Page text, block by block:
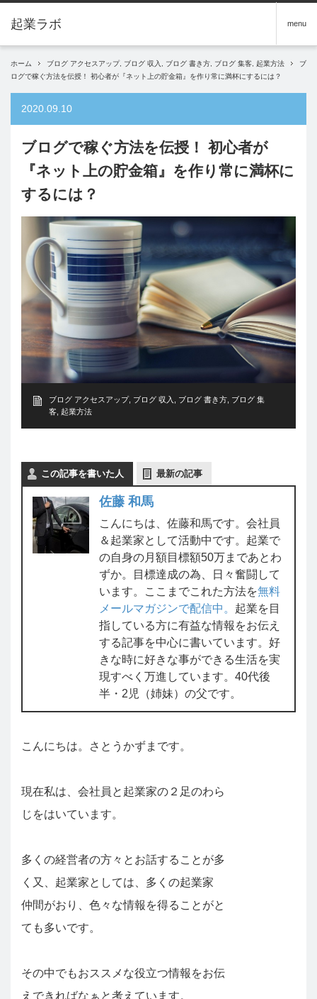
menu
ホーム ブログ アクセスアップ, ブログ 収入 ブログ 書き方 ブログ 集客 起業方法
ブ
ログで稼ぐ方法を伝授！ 初心者が『ネット上の貯金箱』を作り常に満杯にするには？
2020.09.10
ブログで稼ぐ方法を伝授！ 初心者が
『ネット上の貯金箱』を作り常に満杯に
するには？
ブログ アクセスアップ, ブログ 収入 ブログ 書き方 ブログ 集
客 起業方法
この記事を書いた人 最新の記事
佐藤 和馬
こんにちは、佐藤和馬です。会社員
＆起業家として活動中です。起業で
の自身の月額目標額50万まであとわ
ずか。目標達成の為、日々奮闘して
います。ここまでこれた方法を無料
メールマガジンで配信中。 起業を目
指している方に有益な情報をお伝え
する記事を中心に書いています。好
きな時に好きな事ができる生活を実
現すべく万進しています。40代後
半・2児（姉妹）の父です。
こんにちは。さとうかずまです。
現在私は、会社員と起業家の２足のわら
じをはいています。
多くの経営者の方々とお話することが多
く又、起業家としては、多くの起業家
仲間がおり、色々な情報を得ることがと
ても多いです。
その中でもおススメな役立つ情報をお伝
えできればなぁと考えています。